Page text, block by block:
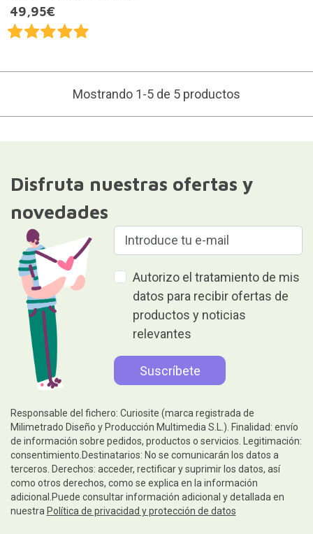
49,95€
Mostrando 1-5 de 5 productos
Disfruta nuestras ofertas y
novedades
Autorizo el tratamiento de mis
datos para recibir ofertas de
productos y noticias
relevantes
Responsable del fichero: Curiosite (marca registrada de
Milimetrado Diseño y Producción Multimedia S.L.). Finalidad: envío
de información sobre pedidos, productos o servicios. Legitimación:
consentimiento.Destinatarios: No se comunicarán los datos a
terceros. Derechos: acceder, rectificar y suprimir los datos, así
como otros derechos, como se explica en la información
adicional.Puede consultar información adicional y detallada en
nuestra Política de privacidad y protección de datos